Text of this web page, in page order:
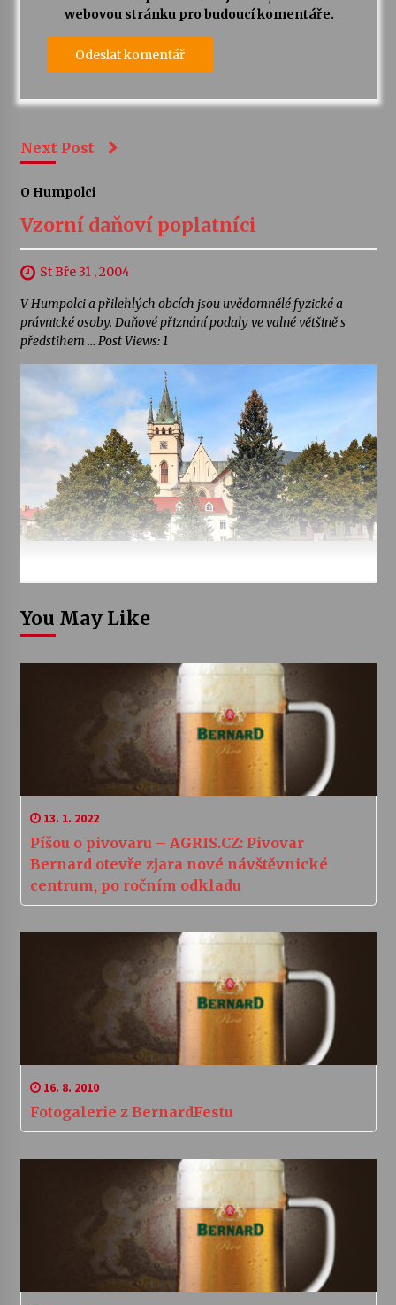
webovou stránku pro budoucí komentáře.
Next Post
O Humpolci
Vzorní daňoví poplatníci
St Bře 31 , 2004
V Humpolci a přilehlých obcích jsou uvědomnělé fyzické a
právnické osoby. Daňové přiznání podaly ve valné většině s
předstihem … Post Views: 1
You May Like
13. 1. 2022
Píšou o pivovaru – AGRIS.CZ: Pivovar
Bernard otevře zjara nové návštěvnické
centrum, po ročním odkladu
16. 8. 2010
Fotogalerie z BernardFestu